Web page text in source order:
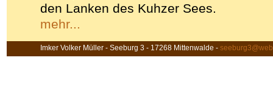
den Lanken des Kuhzer Sees.
mehr...
Imker Volker Müller - Seeburg 3 - 17268 Mittenwalde -